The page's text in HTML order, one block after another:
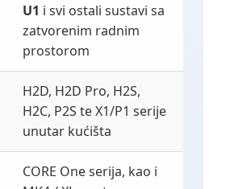
U1 i svi ostali sustavi sa
zatvorenim radnim
prostorom
H2D, H2D Pro, H2S,
H2C, P2S te X1/P1 serije
unutar kućišta
CORE One serija, kao i